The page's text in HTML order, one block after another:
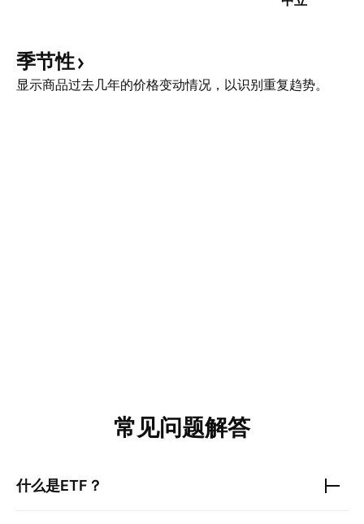
季节性
显示商品过去几年的价格变动情况，以识别重复趋势。
常见问题解答
什么是ETF？